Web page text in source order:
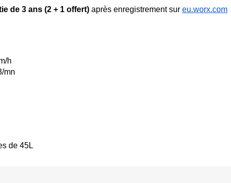
de 3 ans (2 + 1 offert) après enregistrement sur eu.worx.com
h
mn
de 45L